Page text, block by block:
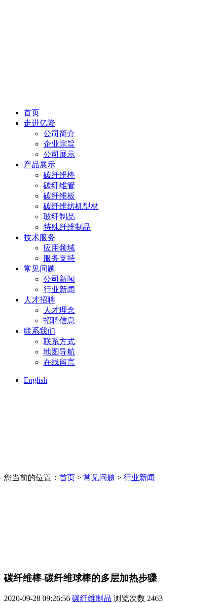
首页
走进亿隆
公司简介
企业宗旨
公司展示
产品展示
碳纤维棒
碳纤维管
碳纤维板
碳纤维纺机型材
玻纤制品
特殊纤维制品
技术服务
应用领域
服务支持
常见问题
公司新闻
行业新闻
人才招聘
人才理念
招聘信息
联系我们
联系方式
地图导航
在线留言
English
您当前的位置： 首页 > 常见问题 > 行业新闻
碳纤维棒-碳纤维球棒的多层加热步骤
2020-09-28 09:26:56 碳纤维制品 浏览次数 2463